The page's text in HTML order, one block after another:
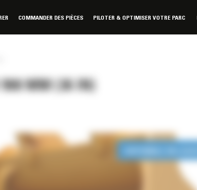
COMMANDER DES PIÈCES PILOTER & OPTIMISER VOTRE PARC
MM (36 IN)